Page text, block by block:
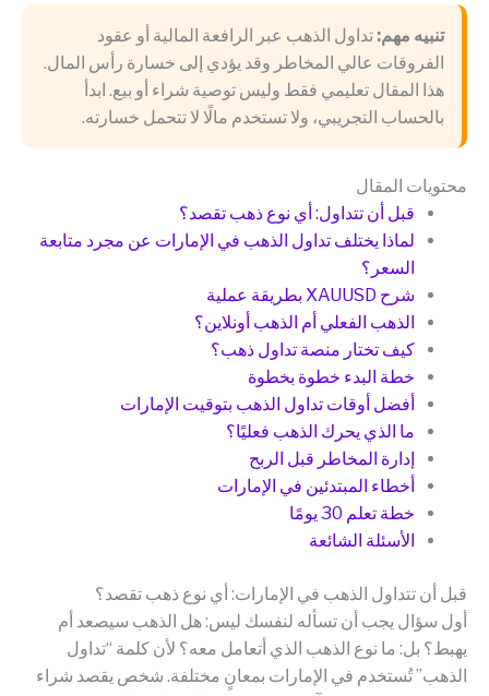
تنبيه مهم: تداول الذهب عبر الرافعة المالية أو عقود
الفروقات عالي المخاطر وقد يؤدي إلى خسارة رأس المال.
هذا المقال تعليمي فقط وليس توصية شراء أو بيع. ابدأ
بالحساب التجريبي، ولا تستخدم مالًا لا تتحمل خسارته.
محتويات المقال
قبل أن تتداول: أي نوع ذهب تقصد؟
لماذا يختلف تداول الذهب في الإمارات عن مجرد متابعة
السعر؟
شرح XAUUSD بطريقة عملية
الذهب الفعلي أم الذهب أونلاين؟
كيف تختار منصة تداول ذهب؟
خطة البدء خطوة بخطوة
أفضل أوقات تداول الذهب بتوقيت الإمارات
ما الذي يحرك الذهب فعليًا؟
إدارة المخاطر قبل الربح
أخطاء المبتدئين في الإمارات
خطة تعلم 30 يومًا
الأسئلة الشائعة
قبل أن تتداول الذهب في الإمارات: أي نوع ذهب تقصد؟
أول سؤال يجب أن تسأله لنفسك ليس: هل الذهب سيصعد أم
يهبط؟ بل: ما نوع الذهب الذي أتعامل معه؟ لأن كلمة “تداول
الذهب” تُستخدم في الإمارات بمعانٍ مختلفة. شخص يقصد شراء